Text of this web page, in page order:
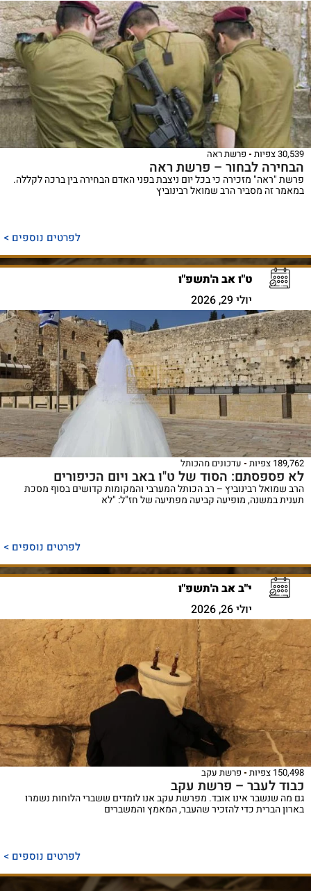
30,539 צפיות פרשת ראה
הבחירה לבחור – פרשת ראה
פרשת "ראה" מזכירה כי בכל יום ניצבת בפני האדם הבחירה בין ברכה לקללה.
במאמר זה מסביר הרב שמואל רבינוביץ
לפרטים נוספים >
ט"ו אב ה'תשפ"ו
יולי 29, 2026
189,762 צפיות עדכונים מהכותל
לא פספסתם: הסוד של ט"ו באב ויום הכיפורים
הרב שמואל רבינוביץ – רב הכותל המערבי והמקומות קדושים בסוף מסכת
תענית במשנה, מופיעה קביעה מפתיעה של חז"ל: "לא
לפרטים נוספים >
י"ב אב ה'תשפ"ו
יולי 26, 2026
150,498 צפיות פרשת עקב
כבוד לעבר – פרשת עקב
גם מה שנשבר אינו אובד. מפרשת עקב אנו לומדים ששברי הלוחות נשמרו
בארון הברית כדי להזכיר שהעבר, המאמץ והמשברים
לפרטים נוספים >
לראשונה,
ספר